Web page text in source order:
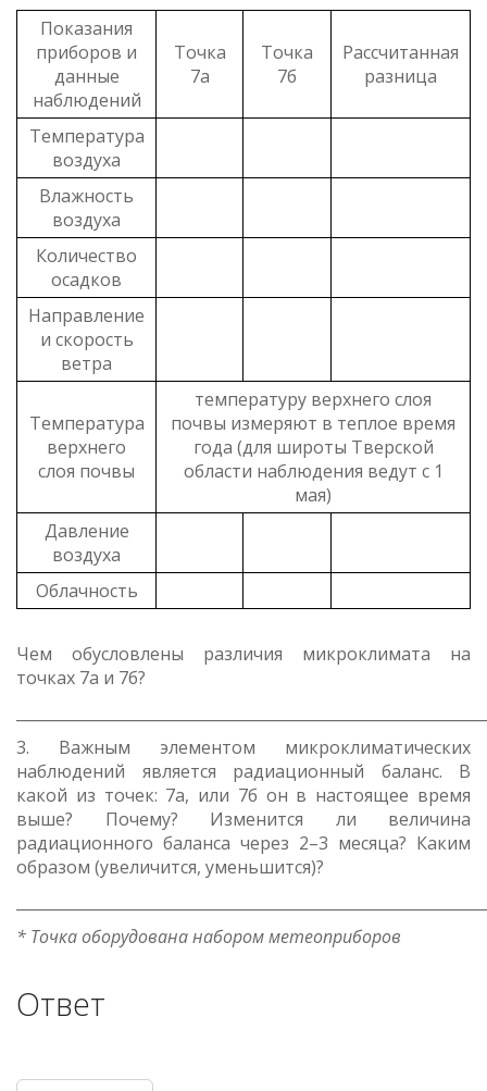
Показания
приборов и
данные
наблюдений
Точка
7а
Точка
7б
Рассчитанная
разница
Температура
воздуха
Влажность
воздуха
Количество
осадков
Направление
и скорость
ветра
Температура
верхнего
слоя почвы
температуру верхнего слоя
почвы измеряют в теплое время
года (для широты Тверской
области наблюдения ведут с 1
мая)
Давление
воздуха
Облачность
Чем обусловлены различия микроклимата на
точках 7а и 7б?
3. Важным элементом микроклиматических
наблюдений является радиационный баланс. В
какой из точек: 7а, или 7б он в настоящее время
выше? Почему? Изменится ли величина
радиационного баланса через 2–3 месяца? Каким
образом (увеличится, уменьшится)?
* Точка оборудована набором метеоприборов
Ответ